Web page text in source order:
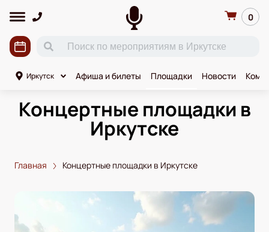
0
Иркутск Афиша и билеты Площадки Новости
Концертные площадки в
Иркутске
Главная Концертные площадки в Иркутске